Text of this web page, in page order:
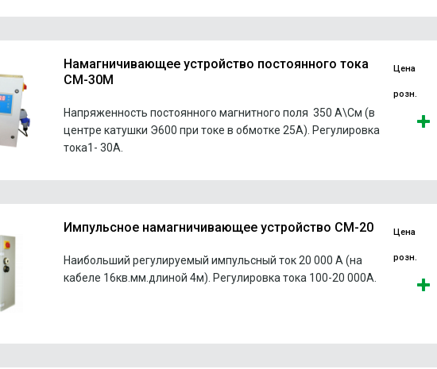
Намагничивающее устройство постоянного тока
СМ-30М
Напряженность постоянного магнитного поля 350 А\См (в
центре катушки Э600 при токе в обмотке 25А). Регулировка
тока1- 30А.
Цена
розн.
Импульсное намагничивающее устройство СМ-20
Наибольший регулируемый импульсный ток 20 000 А (на
кабеле 16кв.мм.длиной 4м). Регулировка тока 100-20 000А.
Цена
розн.